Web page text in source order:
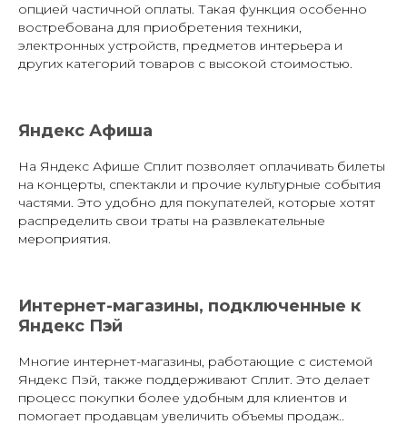
опцией частичной оплаты. Такая функция особенно
востребована для приобретения техники,
электронных устройств, предметов интерьера и
других категорий товаров с высокой стоимостью.
Яндекс Афиша
На Яндекс Афише Сплит позволяет оплачивать билеты
на концерты, спектакли и прочие культурные события
частями. Это удобно для покупателей, которые хотят
распределить свои траты на развлекательные
мероприятия.
Интернет-магазины, подключенные к
Яндекс Пэй
Многие интернет-магазины, работающие с системой
Яндекс Пэй, также поддерживают Сплит. Это делает
процесс покупки более удобным для клиентов и
помогает продавцам увеличить объемы продаж..